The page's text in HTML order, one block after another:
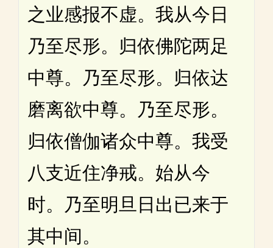
之业感报不虚。我从今日
乃至尽形。归依佛陀两足
中尊。乃至尽形。归依达
磨离欲中尊。乃至尽形。
归依僧伽诸众中尊。我受
八支近住净戒。始从今
时。乃至明旦日出已来于
其中间。